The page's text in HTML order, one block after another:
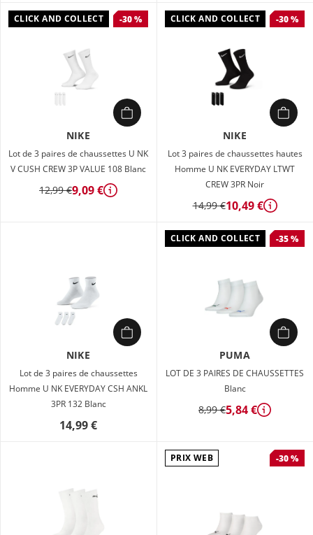
CLICK AND COLLECT -30 %
NIKE
Lot de 3 paires de chaussettes U NK
V CUSH CREW 3P VALUE 108 Blanc
12,99 €9,09 € Détails
CLICK AND COLLECT -30 %
NIKE
Lot 3 paires de chaussettes hautes
Homme U NK EVERYDAY LTWT
CREW 3PR Noir
14,99 €10,49 € Détails
NIKE
Lot de 3 paires de chaussettes
Homme U NK EVERYDAY CSH ANKL
3PR 132 Blanc
14,99 €
CLICK AND COLLECT -35 %
PUMA
LOT DE 3 PAIRES DE CHAUSSETTES
Blanc
8,99 €5,84 € Détails
PRIX WEB -30 %